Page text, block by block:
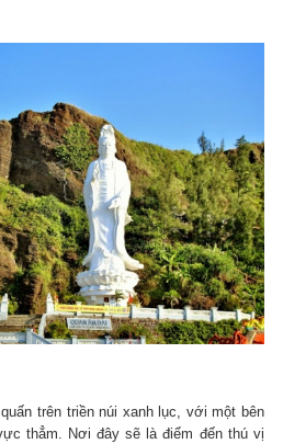
trên triền núi xanh lục, với một bên
thẳm. Nơi đây sẽ là điểm đến thú vị